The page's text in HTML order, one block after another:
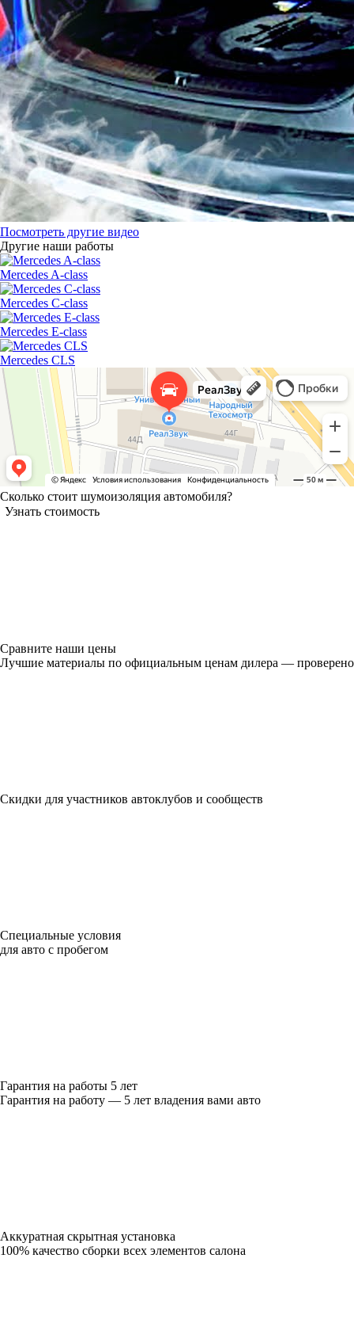
Посмотреть другие видео
Другие наши работы
Mercedes A-class
Mercedes C-class
Mercedes E-class
Mercedes CLS
Сколько стоит шумоизоляция автомобиля?
Узнать стоимость
Сравните наши цены
Лучшие материалы по официальным ценам дилера — проверено
Скидки для участников автоклубов и сообществ
Специальные условия
для авто с пробегом
Гарантия на работы 5 лет
Гарантия на работу — 5 лет владения вами авто
Аккуратная скрытная установка
100% качество сборки всех элементов салона